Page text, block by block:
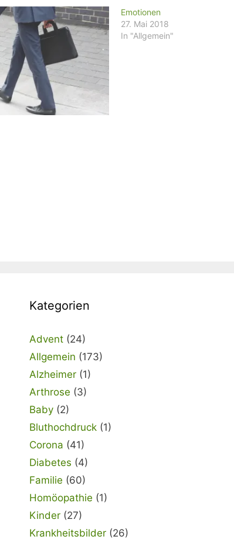
Emotionen
27. Mai 2018
In "Allgemein"
Kategorien
Advent (24)
Allgemein (173)
Alzheimer (1)
Arthrose (3)
Baby (2)
Bluthochdruck (1)
Corona (41)
Diabetes (4)
Familie (60)
Homöopathie (1)
Kinder (27)
Krankheitsbilder (26)